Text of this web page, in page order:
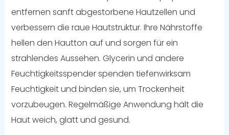
entfernen sanft abgestorbene Hautzellen und
verbessern die raue Hautstruktur. Ihre Nährstoffe
hellen den Hautton auf und sorgen für ein
strahlendes Aussehen. Glycerin und andere
Feuchtigkeitsspender spenden tiefenwirksam
Feuchtigkeit und binden sie, um Trockenheit
vorzubeugen. Regelmäßige Anwendung hält die
Haut weich, glatt und gesund.